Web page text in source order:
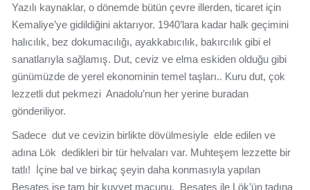
Yazılı kaynaklar, o dönemde bütün çevre illerden, ticaret için
Kemaliye’ye gidildiğini aktarıyor. 1940’lara kadar halk geçimini
halıcılık, bez dokumacılığı, ayakkabıcılık, bakırcılık gibi el
sanatlarıyla sağlamış. Dut, ceviz ve elma eskiden olduğu gibi
günümüzde de yerel ekonominin temel taşları.. Kuru dut, çok
lezzetli dut pekmezi Anadolu’nun her yerine buradan
gönderiliyor.
Sadece dut ve cevizin birlikte dövülmesiyle elde edilen ve
adına Lök dedikleri bir tür helvaları var. Muhteşem lezzette bir
tatlı! İçine bal ve birkaç şeyin daha konmasıyla yapılan
Beşateş ise tam bir kuvvet macunu. Beşateş ile Lök’ün tadına